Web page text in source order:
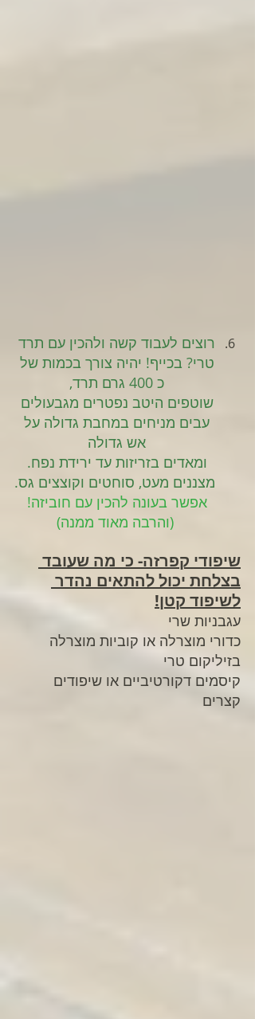
רוצים לעבוד קשה ולהכין עם תרד
טרי? בכייף! יהיה צורך בכמות של
כ 400 גרם תרד,
שוטפים היטב נפטרים מגבעולים
עבים מניחים במחבת גדולה על
אש גדולה
ומאדים בזריזות עד ירידת נפח.
מצננים מעט, סוחטים וקוצצים גס.
אפשר בעונה להכין עם חוביזה!
(והרבה מאוד ממנה)
שיפודי קפרזה- כי מה שעובד
בצלחת יכול להתאים נהדר
לשיפוד קטן!
עגבניות שרי
כדורי מוצרלה או קוביות מוצרלה
בזיליקום טרי
קיסמים דקורטיביים או שיפודים
קצרים